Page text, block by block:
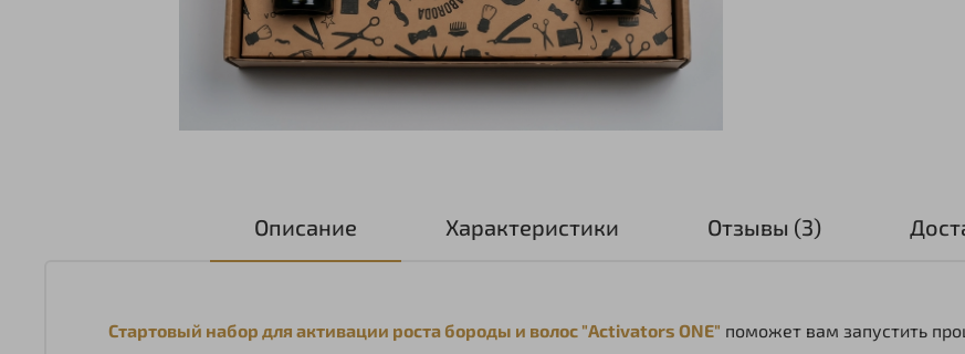
Описание Характеристики Отзывы (3)
Стартовый набор для активации роста бороды и волос "Activators ONE" поможет вам запустить